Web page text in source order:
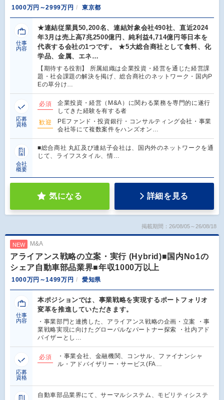
1000万円～2999万円
東京都
仕事
内容
★連結従業員50,200名、連結対象会社490社、直近2024
年3月は売上高7兆2500億円、純利益4,714億円等日本を
代表する会社の1つです。 ★5大総合商社として食料、化
学品、金属、エネ…
【期待する役割】 所属組織は企業投資・経営を通じた経営課
題・社会課題の解決を掲げ、総合商社のネットワーク・国内P
Eの草分け…
応募
資格
必須
企業投資・経営（M&A）に関わる業務を専門的に遂行
してきた経験を有する者
歓迎
PEファンド・投資銀行・コンサルティング会社・事業
会社等にて複数案件をハンズオン…
会社
概要
■総合商社 丸紅及び連結子会社は、国内外のネットワークを通
じて、ライフスタイル、情…
気になる 詳細を見る
掲載期間：26/08/05～26/08/18
NEW M&A
アライアンス戦略の立案・実行 (Hybrid)■国内No1の
シェア自動車部品業界■年収1000万以上
1000万円～1499万円 愛知県
仕事
内容
本ポジションでは、事業戦略を実現するポートフォリオ
変革を推進していただきます。
・事業部門と連携した、アライアンス戦略の企画・立案 ・事
業戦略実現に向けたグローバルなパートナー探索 ・社内アド
バイザーとし…
応募
資格
必須
・事業会社、金融機関、コンサル、ファイナンシャ
ル・アドバイザリー・サービス(FA…
自動車部品業界にて、サーマルシステム、モビリティシステ